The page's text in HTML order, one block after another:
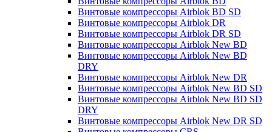
Винтовые компрессоры Airblok BD SD
Винтовые компрессоры Airblok DR
Винтовые компрессоры Airblok DR SD
Винтовые компрессоры Airblok New BD
Винтовые компрессоры Airblok New BD
DRY
Винтовые компрессоры Airblok New DR
Винтовые компрессоры Airblok New BD SD
Винтовые компрессоры Airblok New BD SD
DRY
Винтовые компрессоры Airblok New DR SD